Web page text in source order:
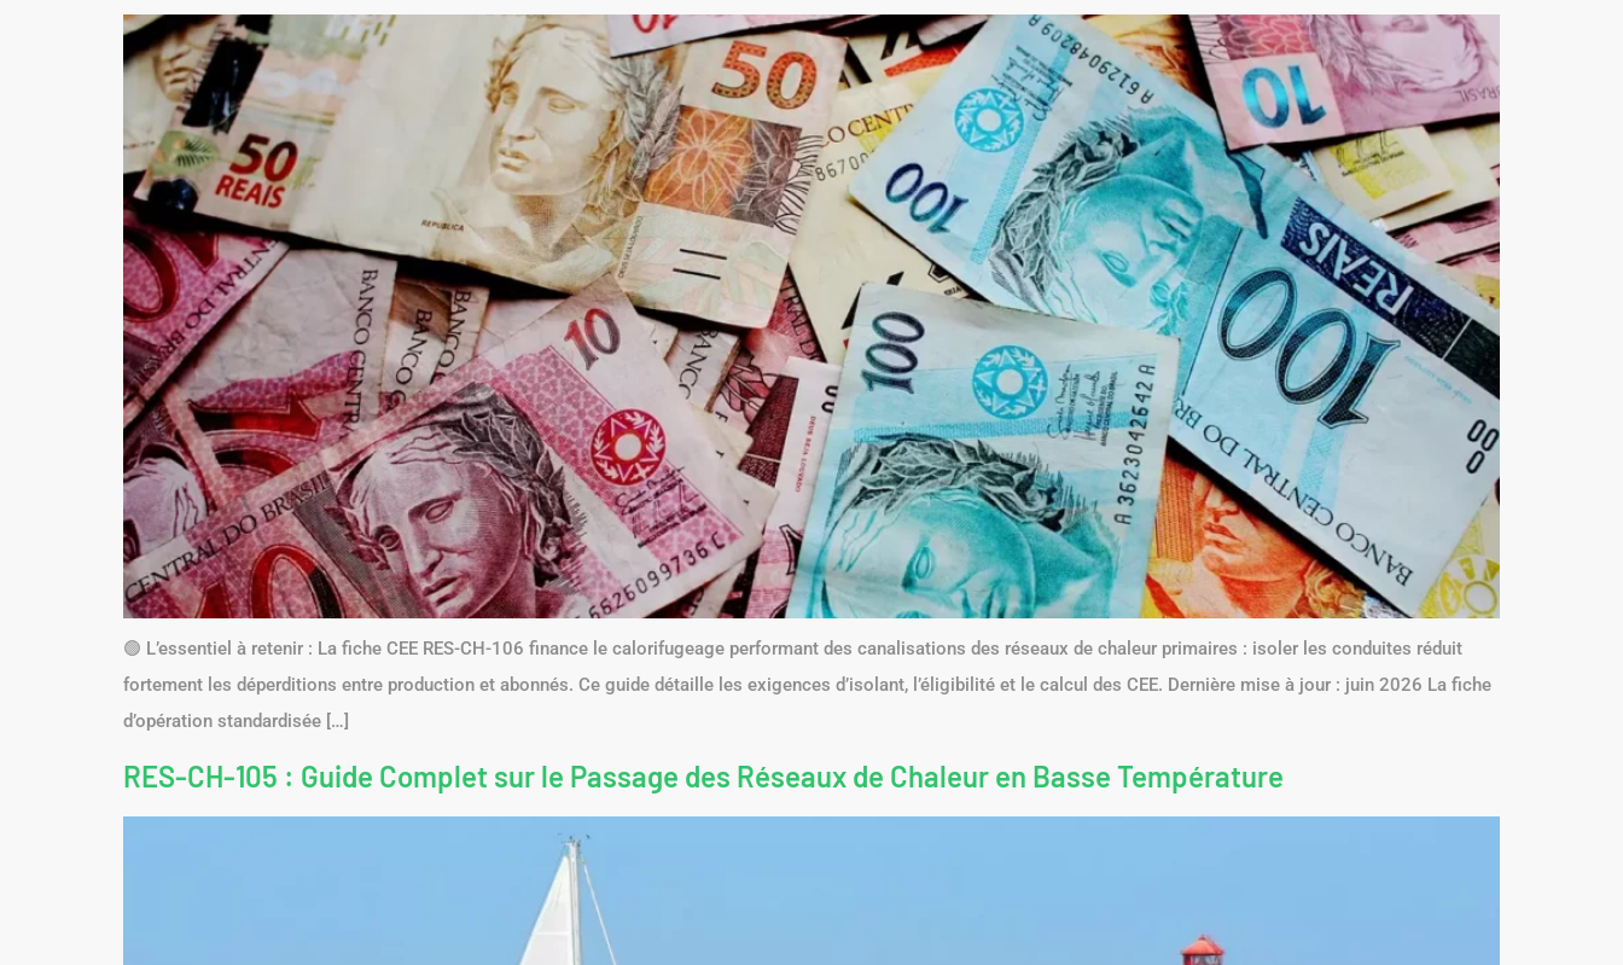
🟢 L’essentiel à retenir : La fiche CEE RES-CH-106 finance le calorifugeage performant des canalisations des réseaux de chaleur primaires : isoler les conduites réduit
fortement les déperditions entre production et abonnés. Ce guide détaille les exigences d’isolant, l’éligibilité et le calcul des CEE. Dernière mise à jour : juin 2026 La fiche
d’opération standardisée […]
RES-CH-105 : Guide Complet sur le Passage des Réseaux de Chaleur en Basse Température